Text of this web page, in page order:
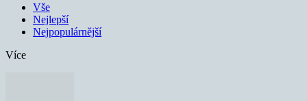
Vše
Nejlepší
Nejpopulárnější
Více